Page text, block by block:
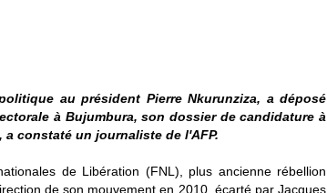
au président Pierre Nkurunziza, a déposé
à Bujumbura, son dossier de candidature à
constaté un journaliste de l'AFP.
de Libération (FNL), plus ancienne rébellion
de son mouvement en 2010, écarté par Jacques